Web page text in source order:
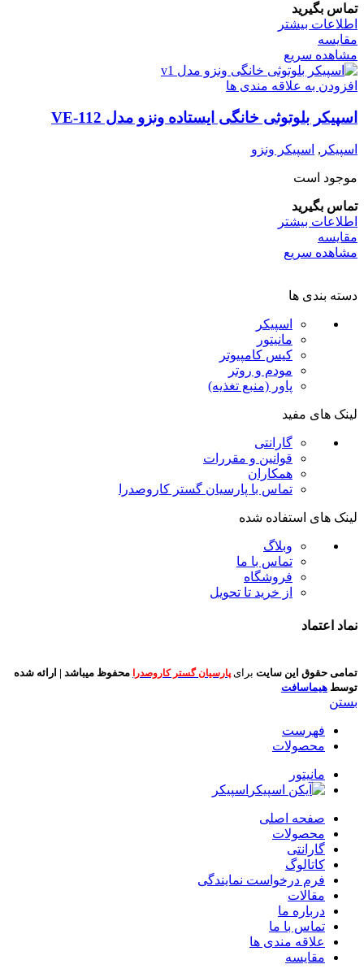
تماس بگیرید
اطلاعات بیشتر
مقایسه
مشاهده سریع
افزودن به علاقه مندی ها
اسپیکر بلوتوثی خانگی ایستاده ونزو مدل VE-112
اسپیکر , اسپیکر ونزو
موجود است
تماس بگیرید
اطلاعات بیشتر
مقایسه
مشاهده سریع
دسته بندی ها
اسپیکر
مانیتور
کیس کامپیوتر
مودم و روتر
پاور (منبع تغذیه)
لینک های مفید
گارانتی
قوانین و مقررات
همکاران
تماس با پارسیان گستر کاروصدرا
لینک های استفاده شده
وبلاگ
تماس با ما
فروشگاه
از خرید تا تحویل
نماد اعتماد
تمامی حقوق این سایت برای پارسیان گستر کاروصدرا محفوظ میباشد | ارائه شده
توسط هیماسافت
بستن
فهرست
محصولات
مانیتور
اسپیکر
صفحه اصلی
محصولات
گارانتی
کاتالوگ
فرم درخواست نمایندگی
مقالات
درباره ما
تماس با ما
علاقه مندی ها
مقایسه